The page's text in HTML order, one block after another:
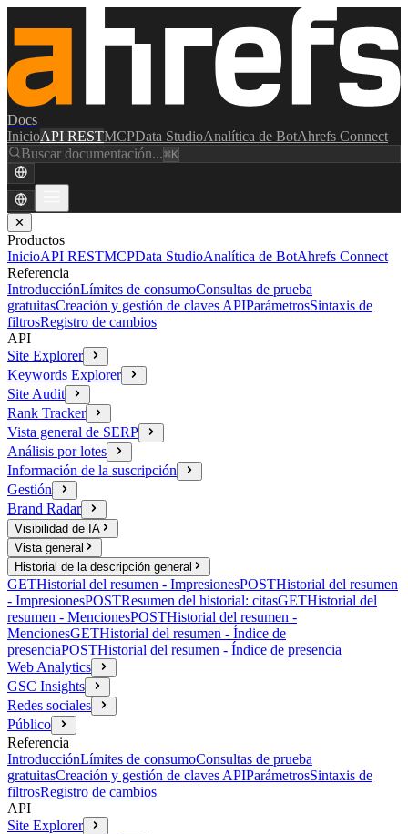
Docs
InicioAPI RESTMCPData StudioAnalítica de BotAhrefs Connect
Buscar documentación...⌘K
✕
Productos
InicioAPI RESTMCPData StudioAnalítica de BotAhrefs Connect
Referencia
IntroducciónLímites de consumoConsultas de prueba
gratuitasCreación y gestión de claves APIParámetrosSintaxis de
filtrosRegistro de cambios
API
Site Explorer
Keywords Explorer
Site Audit
Rank Tracker
Vista general de SERP
Análisis por lotes
Información de la suscripción
Gestión
Brand Radar
Visibilidad de IA
Vista general
Historial de la descripción general
GETHistorial del resumen - ImpresionesPOSTHistorial del resumen
- ImpresionesPOSTResumen del historial: citasGETHistorial del
resumen - MencionesPOSTHistorial del resumen -
MencionesGETHistorial del resumen - Índice de
presenciaPOSTHistorial del resumen - Índice de presencia
Web Analytics
GSC Insights
Redes sociales
Público
Referencia
IntroducciónLímites de consumoConsultas de prueba
gratuitasCreación y gestión de claves APIParámetrosSintaxis de
filtrosRegistro de cambios
API
Site Explorer